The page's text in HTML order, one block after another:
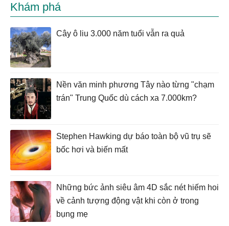
Khám phá
Cây ô liu 3.000 năm tuổi vẫn ra quả
Nền văn minh phương Tây nào từng "chạm
trán" Trung Quốc dù cách xa 7.000km?
Stephen Hawking dự báo toàn bộ vũ trụ sẽ
bốc hơi và biến mất
Những bức ảnh siêu âm 4D sắc nét hiếm hoi
về cảnh tượng động vật khi còn ở trong
bụng mẹ